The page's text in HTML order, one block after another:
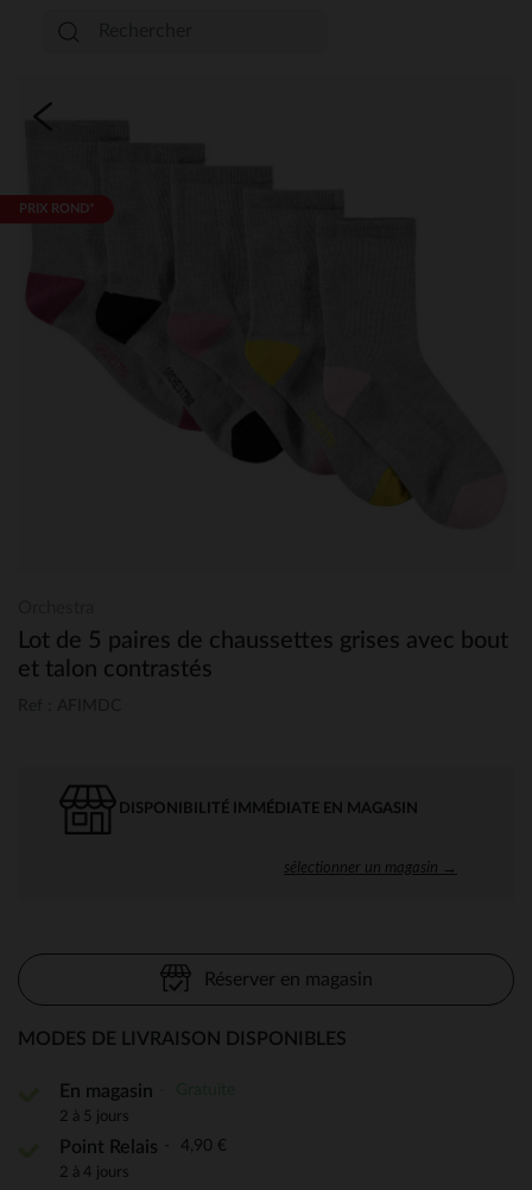
PRIX ROND*
Lot de 5 paires de chaussettes grises avec bout
et talon contrastés
DISPONIBILITÉ IMMÉDIATE EN MAGASIN
sélectionner un magasin →
Réserver en magasin
MODES DE LIVRAISON DISPONIBLES
En magasin
2 à 5 jours
Point Relais 4,90 €
2 à 4 jours